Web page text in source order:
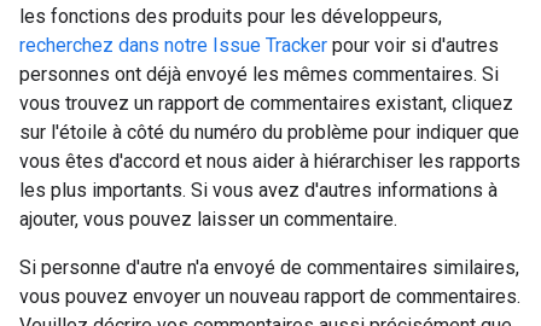
les fonctions des produits pour les développeurs,
recherchez dans notre Issue Tracker pour voir si d'autres
personnes ont déjà envoyé les mêmes commentaires. Si
vous trouvez un rapport de commentaires existant, cliquez
sur l'étoile à côté du numéro du problème pour indiquer que
vous êtes d'accord et nous aider à hiérarchiser les rapports
les plus importants. Si vous avez d'autres informations à
ajouter, vous pouvez laisser un commentaire.
Si personne d'autre n'a envoyé de commentaires similaires,
vous pouvez envoyer un nouveau rapport de commentaires.